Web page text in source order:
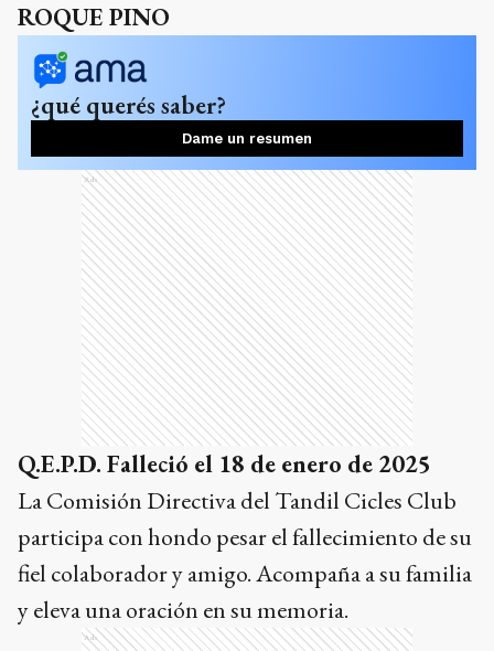
ROQUE PINO
¿qué querés saber?
Dame un resumen
Ads
Q.E.P.D. Falleció el 18 de enero de 2025
La Comisión Directiva del Tandil Cicles Club
participa con hondo pesar el fallecimiento de su
fiel colaborador y amigo. Acompaña a su familia
y eleva una oración en su memoria.
Ads